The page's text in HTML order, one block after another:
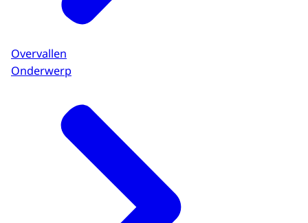
Overvallen
Onderwerp